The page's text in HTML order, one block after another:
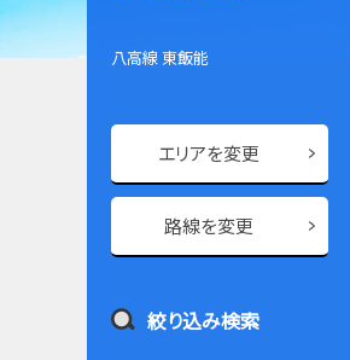
八高線 東飯能
エリアを変更
路線を変更
絞り込み検索